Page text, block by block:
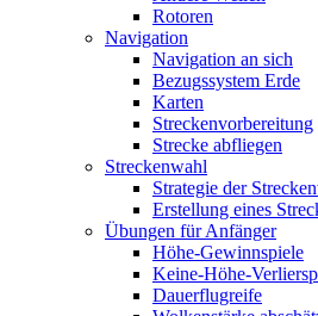
Rotoren
Navigation
Navigation an sich
Bezugssystem Erde
Karten
Streckenvorbereitung
Strecke abfliegen
Streckenwahl
Strategie der
Erstellung eines
Übungen für Anfänger
Höhe-Gewinnspiele
Keine-Höhe-
Dauerflugreife